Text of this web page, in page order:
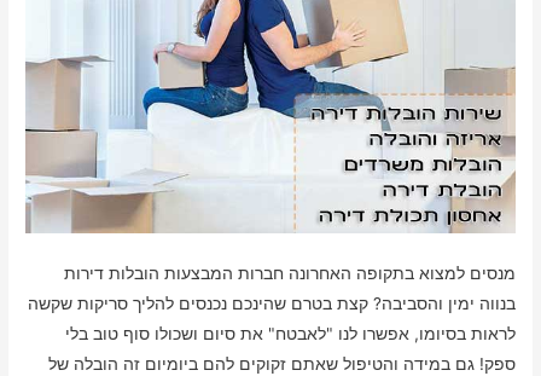
מנסים למצוא בתקופה האחרונה חברות המבצעות הובלות דירות
בנווה ימין והסביבה? קצת בטרם שהינכם נכנסים להליך סריקות שקשה
לראות בסיומו, אפשרו לנו "לאבטח" את סיום ושכולו סוף טוב בלי
ספק! גם במידה והטיפול שאתם זקוקים להם ביומיום זה הובלה של